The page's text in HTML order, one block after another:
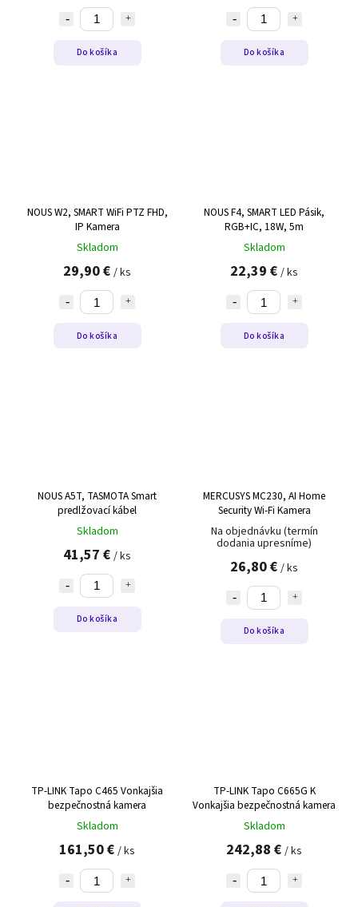
Do košíka Do košíka
NOUS W2, SMART WiFi PTZ FHD,
IP Kamera
Skladom
29,90 € / ks
Do košíka
NOUS F4, SMART LED Pásik,
RGB+IC, 18W, 5m
Skladom
22,39 € / ks
Do košíka
NOUS A5T, TASMOTA Smart
predlžovací kábel
Skladom
41,57 € / ks
Do košíka
MERCUSYS MC230, AI Home
Security Wi-Fi Kamera
Na objednávku (termín
dodania upresníme)
26,80 € / ks
Do košíka
TP-LINK Tapo C465 Vonkajšia
bezpečnostná kamera
Skladom
161,50 € / ks
TP-LINK Tapo C665G K
Vonkajšia bezpečnostná kamera
Skladom
242,88 € / ks